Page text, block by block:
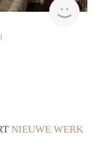
NIEUWE WERK